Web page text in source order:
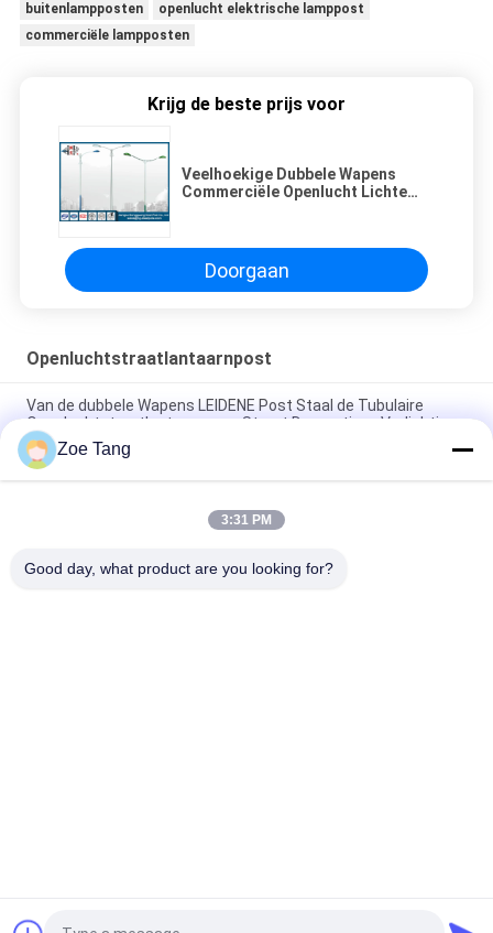
buitenlampposten
openlucht elektrische lamppost
commerciële lampposten
Krijg de beste prijs voor
Veelhoekige Dubbele Wapens
Commerciële Openlucht Lichte
Doorgaan
Openluchtstraatlantaarnpost
Van de dubbele Wapens LEIDENE Post Staal de Tubulaire
Openluchtstraatlantaarn voor Straat Decoratieve Verlichting
Q235 om de Openluchtlamp Pool van de Straatlantaarn Post,
Decoratieve Tuin
Ce keurde Kegel500w Vierkante EN 40/BS 5649 van Weg Lichte
Zoe Tang
3:31 PM
Good day, what product are you looking for?